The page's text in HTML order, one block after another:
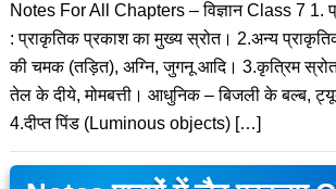
Notes For All Chapters – विज्ञान Class 7 1.
: प्राकृतिक प्रकाश का मुख्य स्रोत। 2.अन्य
की चमक (तड़ित), अग्नि, जुगनू आदि। 3.कृत्रिम स्रोत
तेल के दीये, मोमबत्ती। आधुनिक – बिजली के बल्ब,
4.दीप्त पिंड (Luminous objects) […]